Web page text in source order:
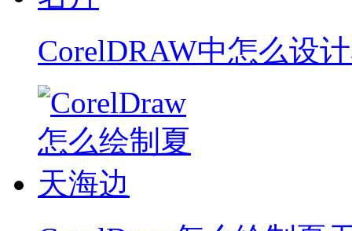
CorelDRAW中怎么设